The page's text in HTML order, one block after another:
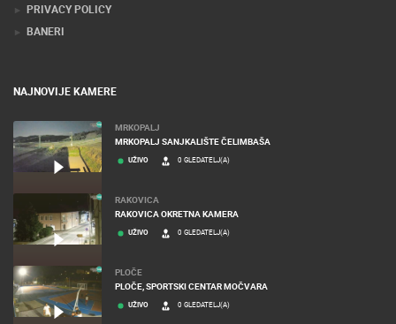
PRIVACY POLICY
BANERI
NAJNOVIJE KAMERE
MRKOPALJ
MRKOPALJ SANJKALIŠTE ČELIMBAŠA
UŽIVO 0 GLEDATELJ(A)
RAKOVICA
RAKOVICA OKRETNA KAMERA
UŽIVO 0 GLEDATELJ(A)
PLOČE
PLOČE, SPORTSKI CENTAR MOČVARA
UŽIVO 0 GLEDATELJ(A)